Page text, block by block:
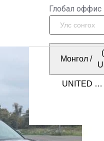
Глобал оффис
Монгол /